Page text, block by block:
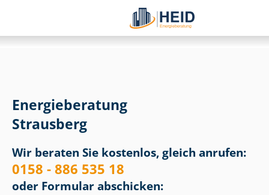
Energieberatung
Strausberg
Wir beraten Sie kostenlos, gleich anrufen:
0158 - 886 535 18
oder Formular abschicken: